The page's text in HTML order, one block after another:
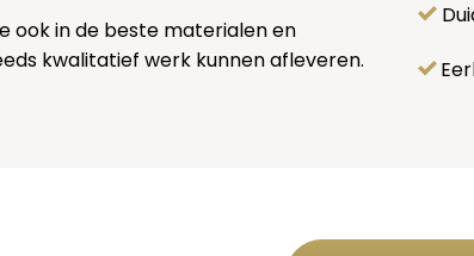
ook in de beste materialen en
kwalitatief werk kunnen afleveren.